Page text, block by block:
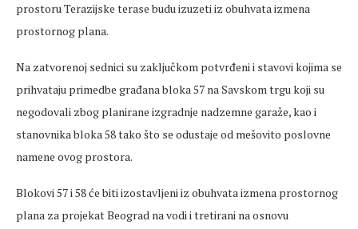
prostoruTerazijske terase budu izuzeti iz obuhvataizmena
prostornog plana.
Na zatvorenoj sednici su zaključkom potvrđeni i stavovi kojima se
prihvataju primedbe građana bloka 57 na Savskom trgu koji su
negodovali zbog planirane izgradnje nadzemne garaže, kao i
stanovnika bloka 58 tako što se odustaje od mešovito poslovne
namene ovog prostora.
Blokovi 57 i 58 će biti izostavljeni iz obuhvataizmena prostornog
plana za projekat Beograd na vodi i tretirani na osnovu